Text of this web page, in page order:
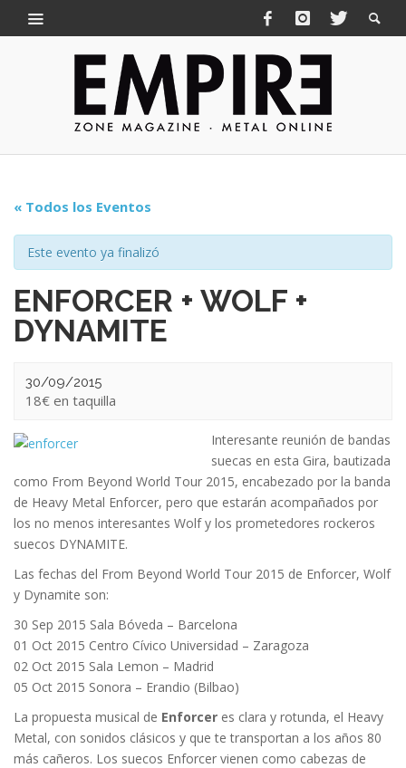
« Todos los Eventos
Este evento ya finalizó
ENFORCER + WOLF +
DYNAMITE
30/09/2015
18€
Interesante reunión de bandas
suecas en esta Gira, bautizada
como From Beyond World Tour 2015, encabezado por la banda
de Heavy Metal Enforcer, pero que estarán acompañados por
los no menos interesantes Wolf y los prometedores rockeros
suecos DYNAMITE.
Las fechas del From Beyond World Tour 2015 de Enforcer, Wolf
y Dynamite son:
30 Sep 2015 Sala Bóveda – Barcelona
01 Oct 2015 Centro Cívico Universidad – Zaragoza
02 Oct 2015 Sala Lemon – Madrid
05 Oct 2015 Sonora – Erandio (Bilbao)
La propuesta musical de Enforcer es clara y rotunda, el Heavy
Metal, con sonidos clásicos y que te transportan a los años 80
más cañeros. Los suecos Enforcer vienen como cabezas de